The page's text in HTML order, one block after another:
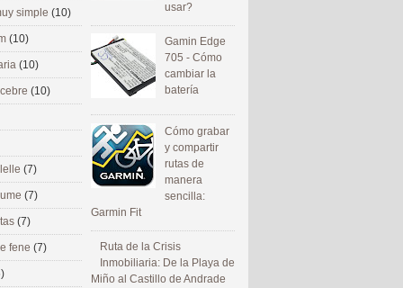
usar?
Gamin Edge
705 - Cómo
cambiar la
batería
Cómo grabar
y compartir
rutas de
manera
sencilla:
Garmin Fit
Ruta de la Crisis
Inmobiliaria: De la Playa de
Miño al Castillo de Andrade
simple (10)
(10)
(10)
(10)
(7)
(7)
(7)
fene (7)